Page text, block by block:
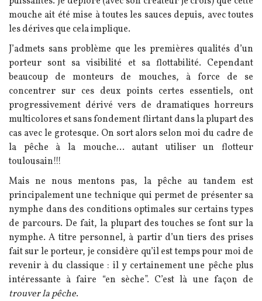
mouche ait été mise à toutes les sauces depuis, avec toutes
les dérives que cela implique.
J’admets sans problème que les premières qualités d’un
porteur sont sa visibilité et sa flottabilité. Cependant
beaucoup de monteurs de mouches, à force de se
concentrer sur ces deux points certes essentiels, ont
progressivement dérivé vers de dramatiques horreurs
multicolores et sans fondement flirtant dans la plupart des
cas avec le grotesque. On sort alors selon moi du cadre de
la pêche à la mouche... autant utiliser un flotteur
toulousain!!!
Mais ne nous mentons pas, la pêche au tandem est
principalement une technique qui permet de présenter sa
nymphe dans des conditions optimales sur certains types
de parcours. De fait, la plupart des touches se font sur la
nymphe. A titre personnel, à partir d’un tiers des prises
fait sur le porteur, je considère qu’il est temps pour moi de
revenir à du classique : il y certainement une pêche plus
intéressante à faire “en sèche”. C’est là une façon de
trouver la pêche.